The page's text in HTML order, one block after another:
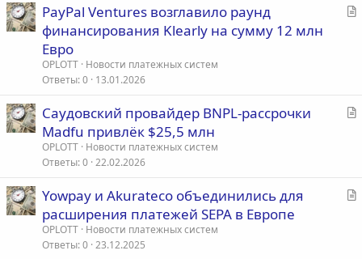
С
PayPal Ventures возглавило раунд
финансирования Klearly на сумму 12 млн
Евро
OPLOTT Новости платежных систем
Ответы 0 13.01.2026
С
я
Саудовский провайдер BNPL-рассрочки
Madfu привлёк $25,5 млн
OPLOTT Новости платежных систем
Ответы 0 22.02.2026
С
Yowpay и Akurateco объединились для
расширения платежей SEPA в Европе
OPLOTT Новости платежных систем
Ответы 0 23.12.2025